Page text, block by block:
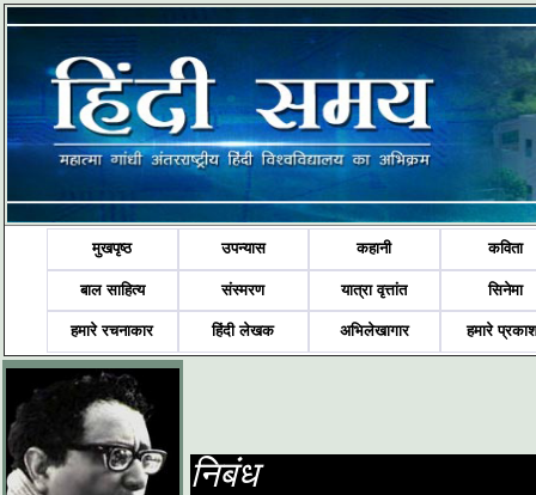
मुखपृष्ठ उपन्यास कहानी कविता
बाल साहित्य संस्मरण यात्रा वृत्तांत सिनेमा
हमारे रचनाकार हिंदी लेखक अभिलेखागार हमारे
निबंध